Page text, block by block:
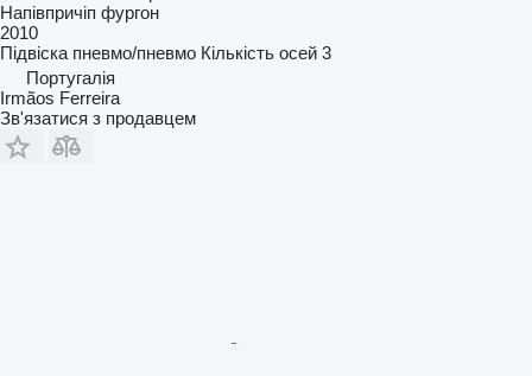
Напівпричіп фургон
2010
Підвіска пневмо/пневмо Кількість осей 3
Португалія
Irmãos Ferreira
Зв'язатися з продавцем